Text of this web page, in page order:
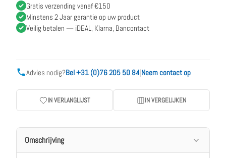
Gratis verzending vanaf €150
Minstens 2 Jaar garantie op uw product
Veilig betalen — iDEAL, Klarna, Bancontact
Advies nodig?Bel +31 (0)76 205 50 84|Neem contact op
IN VERLANGLIJST IN VERGELIJKEN
Omschrijving